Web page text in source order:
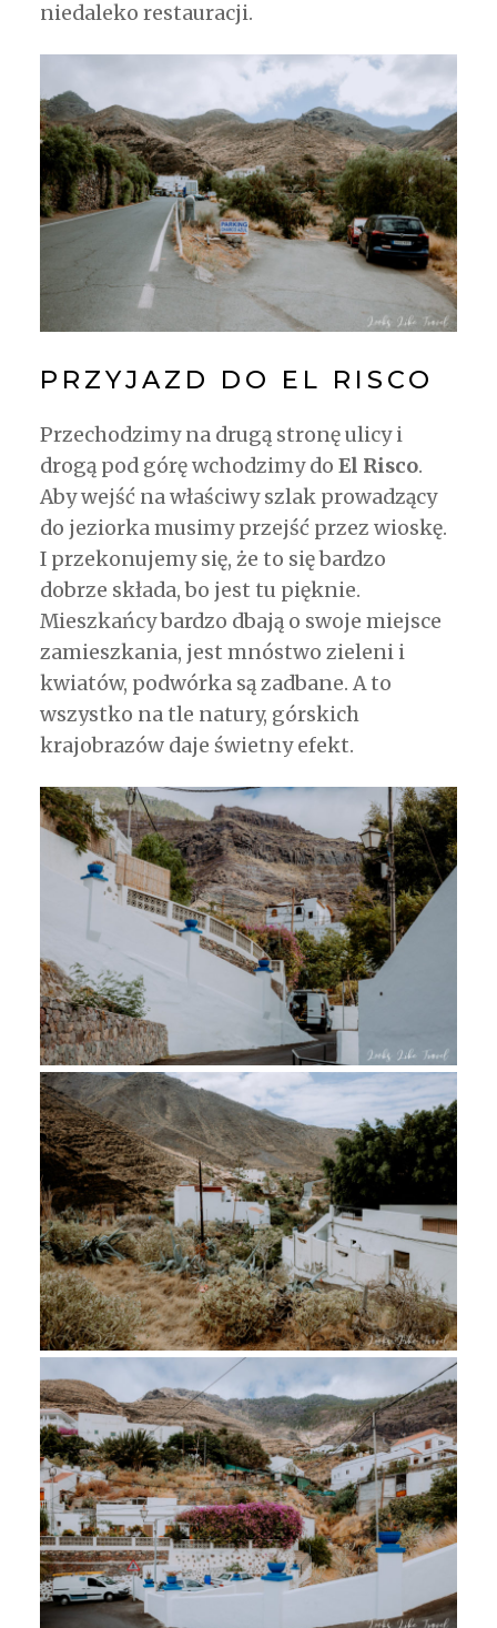
niedaleko restauracji.
PRZYJAZD DO EL RISCO
Przechodzimy na drugą stronę ulicy i
drogą pod górę wchodzimy do El Risco.
Aby wejść na właściwy szlak prowadzący
do jeziorka musimy przejść przez wioskę.
I przekonujemy się, że to się bardzo
dobrze składa, bo jest tu pięknie.
Mieszkańcy bardzo dbają o swoje miejsce
zamieszkania, jest mnóstwo zieleni i
kwiatów, podwórka są zadbane. A to
wszystko na tle natury, górskich
krajobrazów daje świetny efekt.